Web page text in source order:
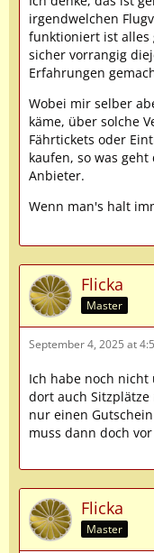
irgendwelchen
funktioniert ist alles
sicher vorrangig
Erfahrungen
Wobei mir selber
käme, über solche
Fährtickets oder
kaufen, so was
Anbieter.
Wenn man's halt
Flicka
Master
September 4, 2025 at
Ich habe noch nicht
dort auch Sitzplätze
nur einen
muss dann doch
Flicka
Master